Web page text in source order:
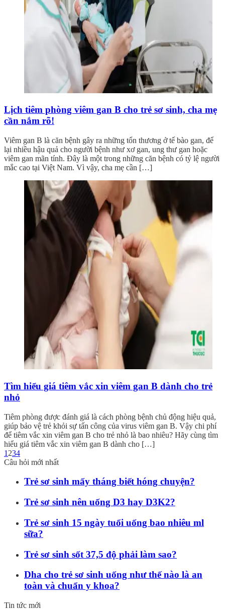
Lịch tiêm phòng viêm gan B cho trẻ sơ sinh, cha mẹ
cần nắm rõ!
Viêm gan B là căn bệnh gây ra những tổn thương ở tế bào gan, để
lại nhiều hậu quả cho người bệnh như xơ gan, ung thư gan hoặc
viêm gan mãn tính. Đây là một trong những căn bệnh có tỷ lệ người
mắc cao tại Việt Nam. Vì vậy, cha mẹ cần […]
Tìm hiểu giá tiêm vắc xin viêm gan B dành cho trẻ
nhỏ
Tiêm phòng được đánh giá là cách phòng bệnh chủ động hiệu quả,
giúp bảo vệ trẻ khỏi sự tấn công của virus viêm gan B. Vậy chi phí
để tiêm vắc xin viêm gan B cho trẻ nhỏ là bao nhiêu? Hãy cùng tìm
hiểu giá tiêm vắc xin viêm gan B dành cho […]
1 234
Câu hỏi mới nhất
Trẻ sơ sinh mấy tháng biết hóng chuyện?
Trẻ sơ sinh nên uống D3 hay D3K2?
Trẻ sơ sinh 15 ngày tuổi uống bao nhiêu ml
sữa?
Trẻ sơ sinh sốt 37,5 độ phải làm sao?
Dha cho trẻ sơ sinh uống như thế nào là an
toàn và chuẩn y khoa?
Tin tức mới